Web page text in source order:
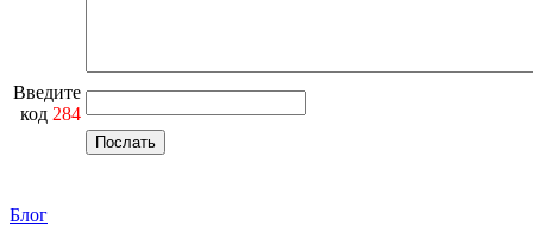
Введите
код 284
Блог